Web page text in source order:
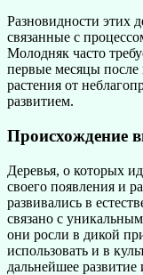
Разновидности этих
связанные с
Молодняк часто
первые месяцы
растения от
развитием.
Происхождение
Деревья, о которых
своего появления и
развивались в
связано с
они росли в дикой
использовать и в
дальнейшее развитие